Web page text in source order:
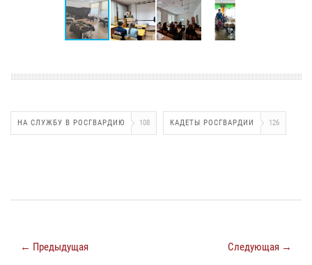
НА СЛУЖБУ В РОСГВАРДИЮ 108 КАДЕТЫ РОСГВАРДИИ 126
← Предыдущая Следующая →